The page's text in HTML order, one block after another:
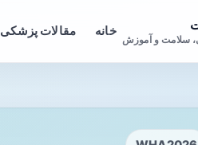
سلامت و آموزش
خانه مقالات پزشکی